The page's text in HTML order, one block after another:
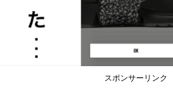
スポンサーリンク